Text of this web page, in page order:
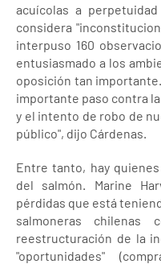
acuícolas a
considera
interpuso 160
entusiasmado a los
oposición tan
importante paso contra
y el intento de robo de
público", dijo Cárdenas.
Entre tanto, hay
del salmón. Marine
pérdidas que está
salmoneras
reestructuración de la
"oportunidades"